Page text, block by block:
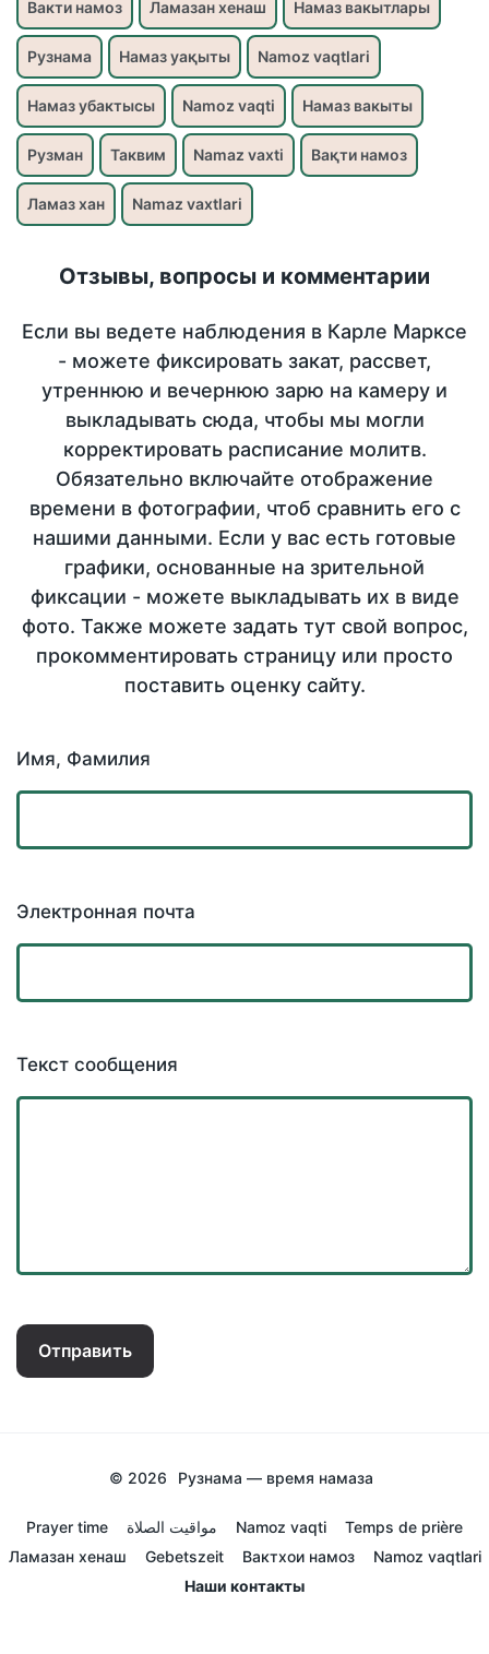
Вакти намоз Ламазан хенаш Намаз вакытлары
Рузнама Намаз уақыты Namoz vaqtlari
Намаз убактысы Namoz vaqti Намаз вакыты
Рузман Таквим Namaz vaxti Вақти намоз
Ламаз хан Namaz vaxtlari
Отзывы, вопросы и комментарии
Если вы ведете наблюдения в Карле Марксе
- можете фиксировать закат, рассвет,
утреннюю и вечернюю зарю на камеру и
выкладывать сюда, чтобы мы могли
корректировать расписание молитв.
Обязательно включайте отображение
времени в фотографии, чтоб сравнить его с
нашими данными. Если у вас есть готовые
графики, основанные на зрительной
фиксации - можете выкладывать их в виде
фото. Также можете задать тут свой вопрос,
прокомментировать страницу или просто
поставить оценку сайту.
Имя, Фамилия
Электронная почта
Текст сообщения
Отправить
© 2026 Рузнама — время намаза
Prayer time مواقيت الصلاة Namoz vaqti
Temps de prière
Ламазан хенаш
Gebetszeit Вактхои намоз
Namoz vaqtlari
Наши контакты